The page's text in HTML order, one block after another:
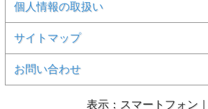
個人情報の取扱い
サイトマップ
お問い合わせ
表示：スマートフォン｜